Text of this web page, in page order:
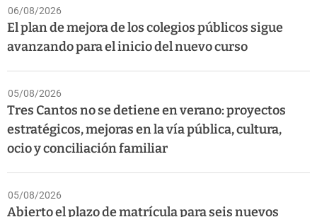
06/08/2026
El plan de mejora de los colegios públicos sigue
avanzando para el inicio del nuevo curso
05/08/2026
Tres Cantos no se detiene en verano: proyectos
estratégicos, mejoras en la vía pública, cultura,
ocio y conciliación familiar
05/08/2026
Abierto el plazo de matrícula para seis nuevos